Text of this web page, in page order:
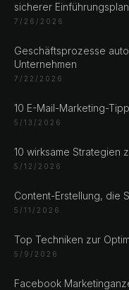
sicherer Einführungsplan
7/26/2026
Geschäftsprozesse
Unternehmen
7/22/2026
10 E-Mail-Marketing-
5/13/2026
10 wirksame Strategien
5/12/2026
Content-Erstellung, die
5/11/2026
Top Techniken zur
5/9/2026
Facebook